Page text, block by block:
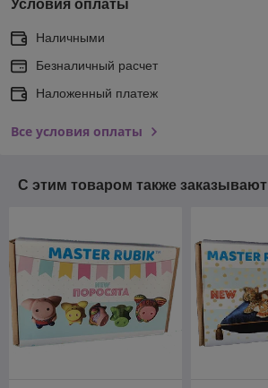
Условия оплаты
Наличными
Безналичный расчет
Наложенный платеж
Все условия оплаты
С этим товаром также заказывают